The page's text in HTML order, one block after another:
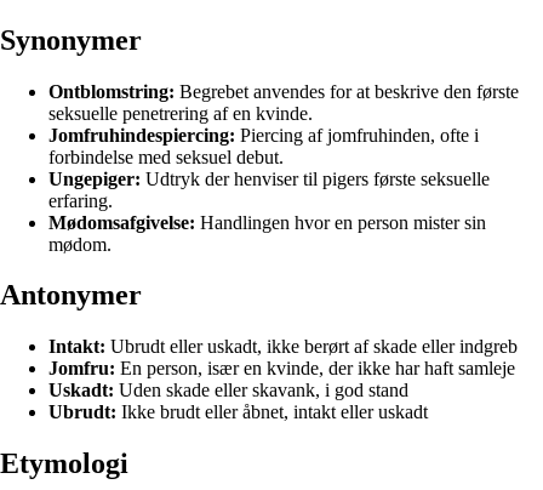
Synonymer
Ontblomstring: Begrebet anvendes for at beskrive den første
seksuelle penetrering af en kvinde.
Jomfruhindespiercing: Piercing af jomfruhinden, ofte i
forbindelse med seksuel debut.
Ungepiger: Udtryk der henviser til pigers første seksuelle
erfaring.
Mødomsafgivelse: Handlingen hvor en person mister sin
mødom.
Antonymer
Intakt: Ubrudt eller uskadt, ikke berørt af skade eller indgreb
Jomfru: En person, især en kvinde, der ikke har haft samleje
Uskadt: Uden skade eller skavank, i god stand
Ubrudt: Ikke brudt eller åbnet, intakt eller uskadt
Etymologi